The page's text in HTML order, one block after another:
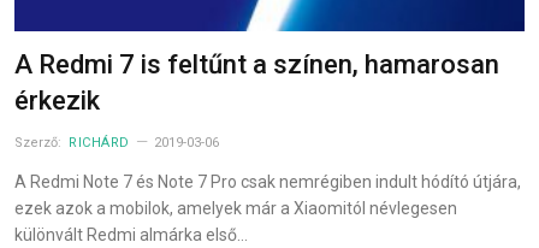
A Redmi 7 is feltűnt a színen, hamarosan
érkezik
Szerző: RICHÁRD 2019-03-06
A Redmi Note 7 és Note 7 Pro csak nemrégiben indult hódító útjára,
ezek azok a mobilok, amelyek már a Xiaomitól névlegesen
különvált Redmi almárka első…